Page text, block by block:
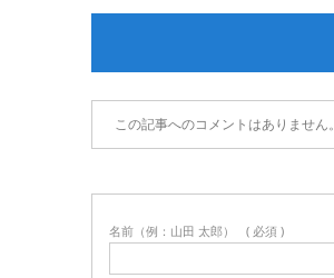
この記事へのコメントはありません。
名前（例：山田 太郎） ( 必須 )